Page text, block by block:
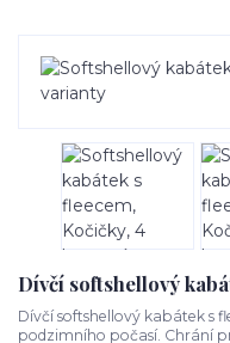
Dívčí softshellový
Dívčí softshellový kabátek s
podzimního počasí. Chrání